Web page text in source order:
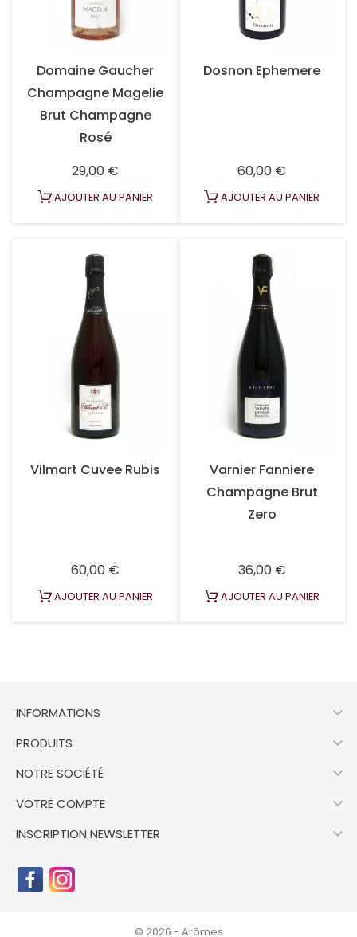
Domaine Gaucher
Champagne Magelie
Brut Champagne
Rosé
29,00 €
AJOUTER AU PANIER
Dosnon Ephemere
60,00 €
AJOUTER AU PANIER
Vilmart Cuvee Rubis
60,00 €
AJOUTER AU PANIER
Varnier Fanniere
Champagne Brut
Zero
36,00 €Prix
AJOUTER AU PANIER
INFORMATIONS 
PRODUITS 
NOTRE SOCIÉTÉ 
VOTRE COMPTE 
INSCRIPTION NEWSLETTER 
© 2026 - Arômes